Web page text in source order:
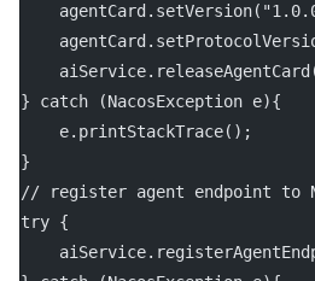
    agentCard.
setVersion(
    agentCard.
    aiService.
releaseAgentCard
} catch (NacosException e){
    e.
printStackTrace();
}
// register agent endpoint to
try {
    aiService.